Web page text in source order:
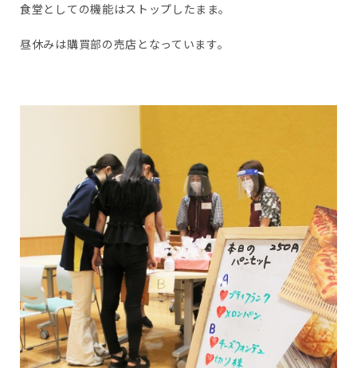
食堂としての機能はストップしたまま。
昼休みは購買部の売店となっています。